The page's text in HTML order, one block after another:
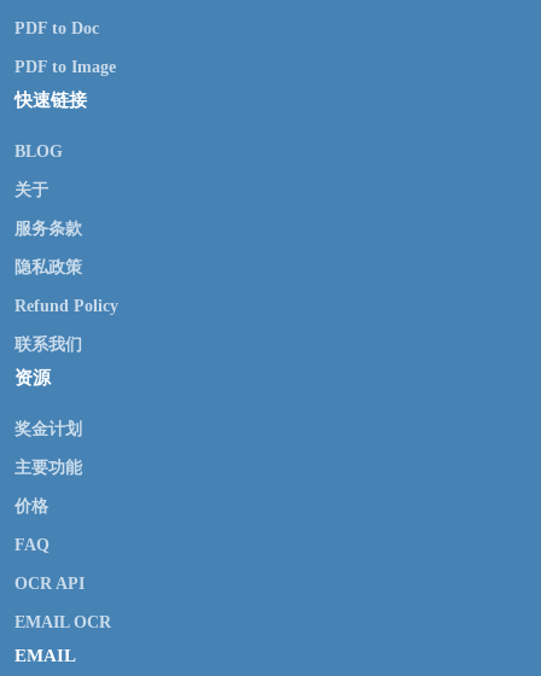
PDF to Doc
PDF to Image
快速链接
BLOG
关于
服务条款
隐私政策
Refund Policy
联系我们
资源
奖金计划
主要功能
价格
FAQ
OCR API
EMAIL OCR
EMAIL